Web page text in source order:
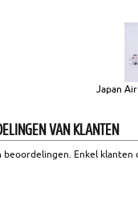
Japan
VAN KLANTEN
beoordelingen. Enkel